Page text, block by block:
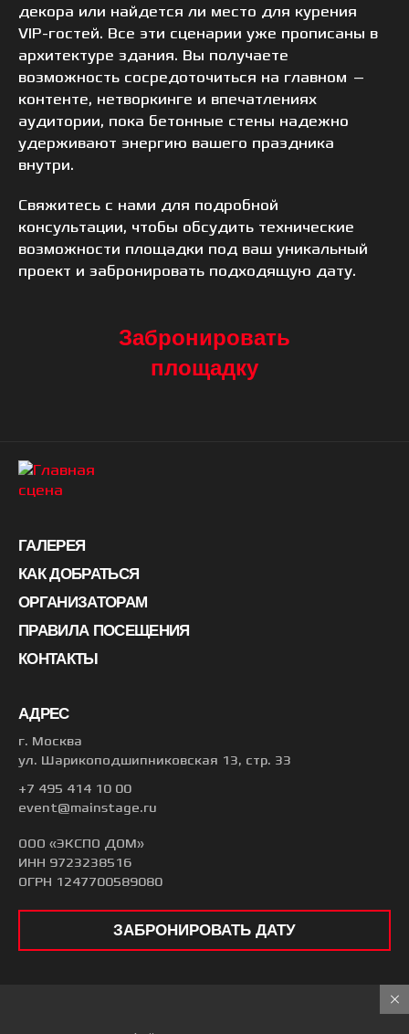
декора или найдется ли место для курения
VIP-гостей. Все эти сценарии уже прописаны в
архитектуре здания. Вы получаете
возможность сосредоточиться на главном —
контенте, нетворкинге и впечатлениях
аудитории, пока бетонные стены надежно
удерживают энергию вашего праздника
внутри.
Свяжитесь с нами для подробной
консультации, чтобы обсудить технические
возможности площадки под ваш уникальный
проект и забронировать подходящую дату.
Забронировать
площадку
АДРЕС
г. Москва
ул. Шарикоподшипниковская 13, стр. 33
+7 495 414 10 00
event@mainstage.ru
ЗАБРОНИРОВАТЬ ДАТУ
ГАЛЕРЕЯ
КАК ДОБРАТЬСЯ
ОРГАНИЗАТОРАМ
ПРАВИЛА ПОСЕЩЕНИЯ
КОНТАКТЫ
ООО «ЭКСПО ДОМ»
ИНН 9723238516
ОГРН 1247700589080